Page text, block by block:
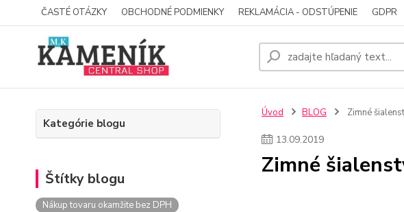
ČASTÉ OTÁZKY OBCHODNÉ PODMIENKY REKLAMÁCIA - ODSTÚPENIE GDPR
Kategórie blogu
Štítky blogu
Nákup tovaru okamžite bez DPH
Úvod BLOG Zimné
13.09.2019
Zimné